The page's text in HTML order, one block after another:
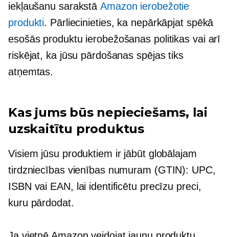
iekļaušanu sarakstā Amazon ierobežotie
produkti. Pārliecinieties, ka nepārkāpjat spēkā
esošās produktu ierobežošanas politikas vai arī
riskējat, ka jūsu pārdošanas spējas tiks
atņemtas.
Kas jums būs nepieciešams, lai
uzskaitītu produktus
Visiem jūsu produktiem ir jābūt globālajam
tirdzniecības vienības numuram (GTIN): UPC,
ISBN vai EAN, lai identificētu precīzu preci,
kuru pārdodat.